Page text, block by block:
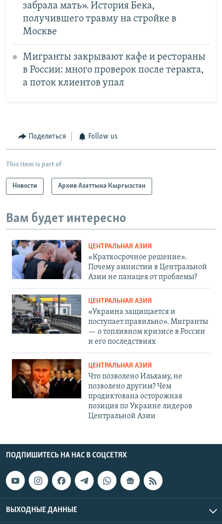
забрала мать». История Бека,
получившего травму на стройке в
Москве
Мигранты закрывают кафе и рестораны
в России: много проверок после теракта,
а поток клиентов упал
Поделиться Follow us
This item is part of
Новости Архив Азаттыка Кыргызстан
Вам будет интересно
ЦЕНТРАЛЬНАЯ АЗИЯ
«Краткосрочное решение».
Почему амнистии в Центральной
Азии не панацея от проблемы?
ЦЕНТРАЛЬНАЯ АЗИЯ
«Украина защищается и
поступает правильно». Мигранты
— о топливном кризисе в России
и его последствиях
ЦЕНТРАЛЬНАЯ АЗИЯ
Что позволено Ильхаму, не
позволено другим? Чем
продиктована осторожная
позиция по Украине лидеров
Центральной Азии
ПОДПИШИТЕСЬ НА НАС В СОЦСЕТЯХ
ВЫХОДНЫЕ ДАННЫЕ